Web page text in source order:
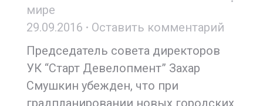
мире
29.09.2016
Оставить комментарий
Председатель совета директоров
УК “Старт Девелопмент” Захар
Смушкин убежден, что при
градпланировании новых городских